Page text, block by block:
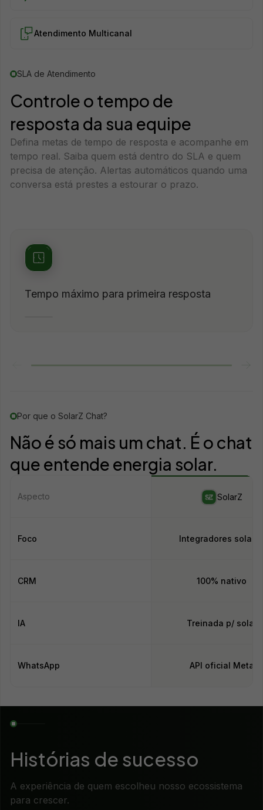
Atendimento Multicanal
SLA de Atendimento
Controle o tempo de
resposta da sua equipe
Defina metas de tempo de resposta e acompanhe em
tempo real. Saiba quem está dentro do SLA e quem
precisa de atenção. Alertas automáticos quando uma
conversa está prestes a estourar o prazo.
Tempo máximo para primeira resposta
Por que o SolarZ Chat?
Não é só mais um chat. É o chat
que entende energia solar.
Aspecto
Foco
CRM
IA
WhatsApp
SolarZ
Integradores
100% nativo
Treinada p/ solar
API oficial Meta
Histórias de sucesso
A experiência de quem escolheu nosso ecossistema
para crescer.